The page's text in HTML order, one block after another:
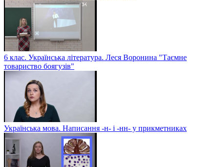
6 клас. Українська література. Леся Воронина "Таємне
товариство боягузів"
Українська мова. Написання -н- і -нн- у прикметниках